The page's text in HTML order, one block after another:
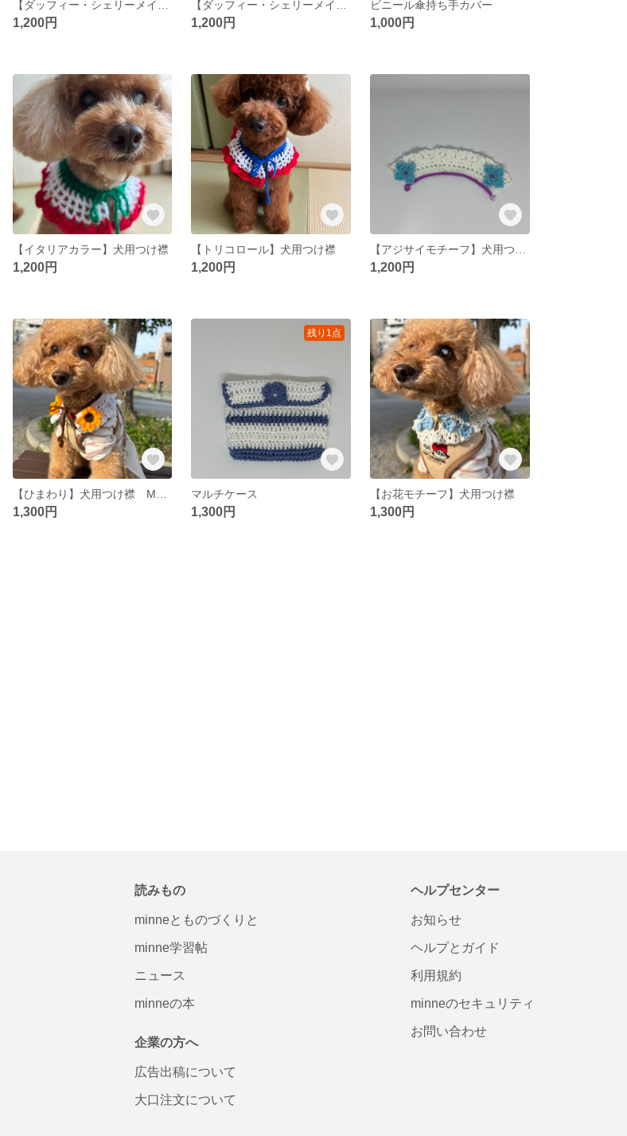
1,200円 1,200円
ビニール傘持ち手カバー
1,000円
【イタリアカラー】犬用つけ襟
1,200円
【トリコロール】犬用つけ襟
1,200円 1,200円
1,300円
残り1点
マルチケース
1,300円
【お花モチーフ】犬用つけ襟
1,300円
読みもの
minneとものづくりと
minne学習帖
ニュース
minneの本
企業の方へ
広告出稿について
大口注文について
ヘルプセンター
お知らせ
ヘルプとガイド
利用規約
minneのセキュリティ
お問い合わせ